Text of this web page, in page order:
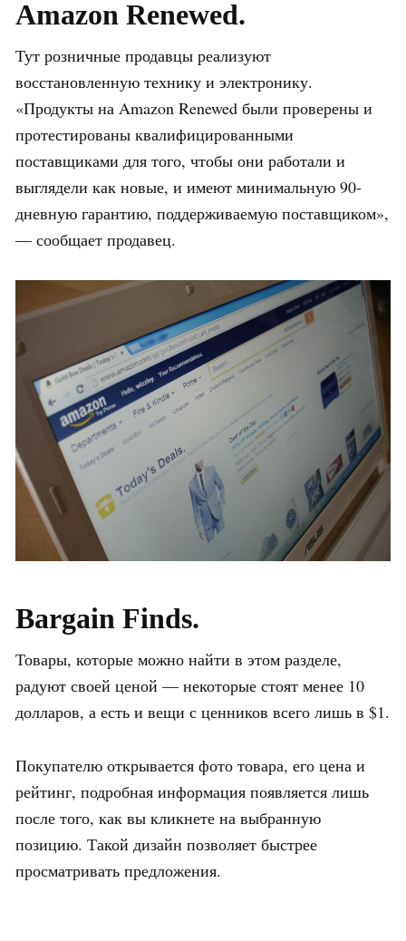
Amazon Renewed.
Тут розничные продавцы реализуют
восстановленную технику и электронику.
«Продукты на Amazon Renewed были проверены и
протестированы квалифицированными
поставщиками для того, чтобы они работали и
выглядели как новые, и имеют минимальную 90-
дневную гарантию, поддерживаемую поставщиком»,
— сообщает продавец.
Bargain Finds.
Товары, которые можно найти в этом разделе,
радуют своей ценой — некоторые стоят менее 10
долларов, а есть и вещи с ценников всего лишь в $1.
Покупателю открывается фото товара, его цена и
рейтинг, подробная информация появляется лишь
после того, как вы кликнете на выбранную
позицию. Такой дизайн позволяет быстрее
просматривать предложения.